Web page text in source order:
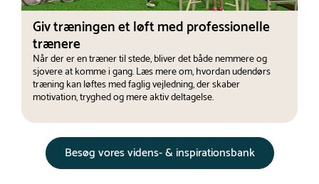
Giv træningen et løft med professionelle
trænere
Når der er en træner til stede, bliver det både nemmere og
sjovere at komme i gang. Læs mere om, hvordan udendørs
træning kan løftes med faglig vejledning, der skaber
motivation, tryghed og mere aktiv deltagelse.
Besøg vores videns- & inspirationsbank